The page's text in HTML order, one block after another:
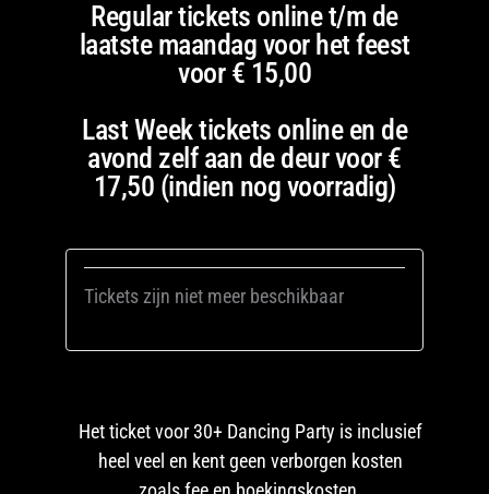
Regular tickets online t/m de
laatste maandag voor het feest
voor € 15,00
Last Week tickets online en de
avond zelf aan de deur voor €
17,50 (indien nog voorradig)
Tickets zijn niet meer beschikbaar
Het ticket voor 30+ Dancing Party is inclusief
heel veel en kent geen verborgen kosten